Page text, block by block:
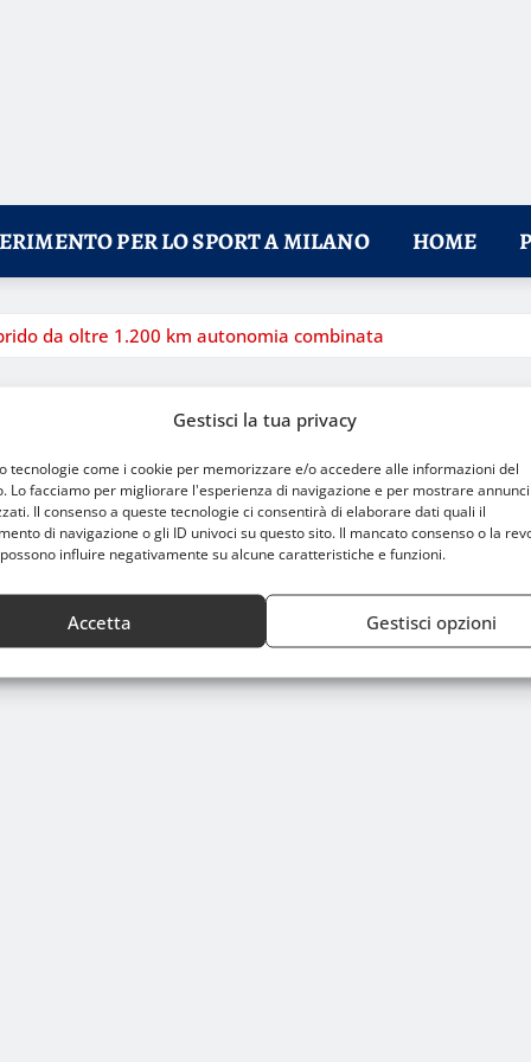
Gestisci la tua privacy
tecnologie come i cookie per memorizzare e/o accedere alle informazioni del
Lo facciamo per migliorare l'esperienza di navigazione e per mostrare
Il consenso a queste tecnologie ci consentirà di elaborare dati quali il
di navigazione o gli ID univoci su questo sito. Il mancato consenso o la
influire negativamente su alcune caratteristiche e funzioni.
Accetta Gestisci opzioni
PER LO SPORT A MILANO HOME
da oltre 1.200 km autonomia combinata